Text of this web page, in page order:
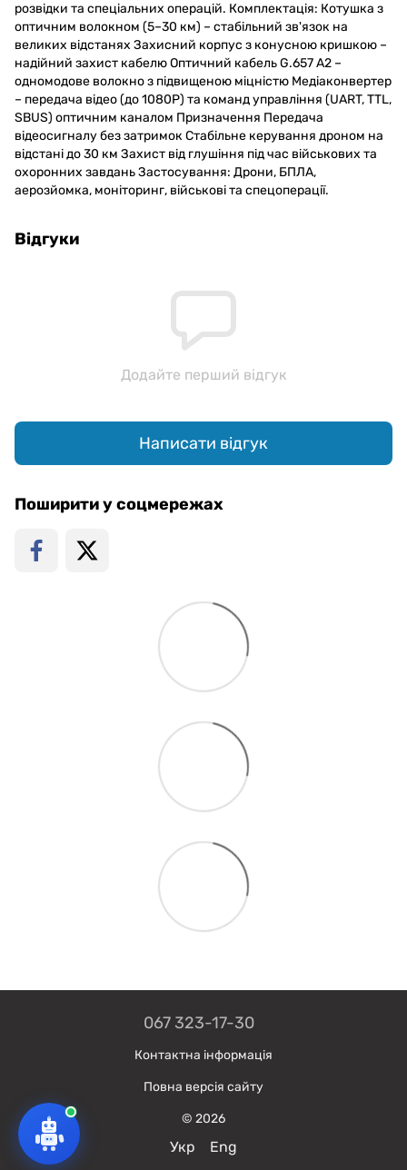
розвідки та спеціальних операцій. Комплектація: Котушка з
оптичним волокном (5–30 км) – стабільний зв'язок на
великих відстанях Захисний корпус з конусною кришкою –
надійний захист кабелю Оптичний кабель G.657 A2 –
одномодове волокно з підвищеною міцністю Медіаконвертер
– передача відео (до 1080P) та команд управління (UART, TTL,
SBUS) оптичним каналом Призначення Передача
відеосигналу без затримок Стабільне керування дроном на
відстані до 30 км Захист від глушіння під час військових та
охоронних завдань Застосування: Дрони, БПЛА,
аерозйомка, моніторинг, військові та спецоперації.
Відгуки
Додайте перший відгук
Написати відгук
Поширити у соцмережах
067 323-17-30
Контактна інформація
Повна версія сайту
© 2026
Укр Eng